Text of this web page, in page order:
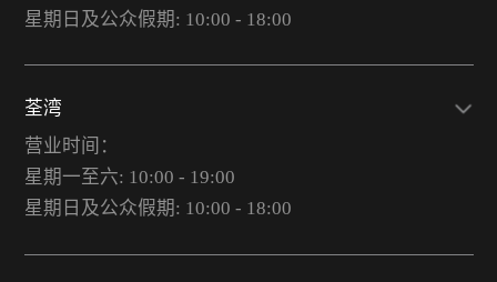
星期日及公众假期: 10:00 - 18:00
荃湾
营业时间：
星期一至六: 10:00 - 19:00
星期日及公众假期: 10:00 - 18:00